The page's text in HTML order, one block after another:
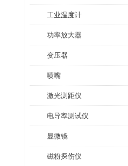
工业温度计
功率放大器
变压器
喷嘴
激光测距仪
电导率测试仪
显微镜
磁粉探伤仪